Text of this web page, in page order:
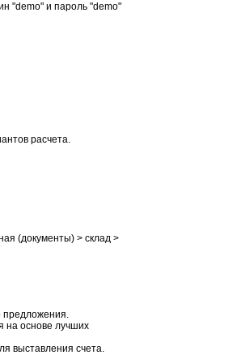
"demo" и пароль "demo"
расчета.
(документы) > склад >
предложения.
на основе лучших
выставления счета.